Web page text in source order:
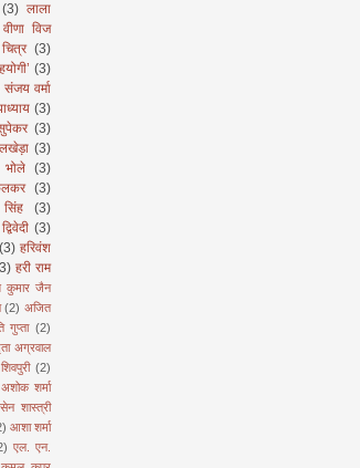
(3) लाला
वीणा विज
(3)
(3)
संजय वर्मा
(3)
(3)
(3)
(3)
(3)
(3)
(3)
(3) हरिवंश
हरी राम
कुमार जैन
(2) अजित
गुप्ता (2)
अग्रवाल
(2)
अशोक शर्मा
शास्त्री
आशा शर्मा
एल. एन.